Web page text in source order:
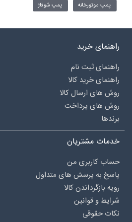
پمپ موتورخانه پمپ شوفاژ
راهنمای خرید
راهنمای ثبت نام
راهنمای خرید کالا
روش های ارسال کالا
روش های پرداخت
برندها
خدمات مشتریان
حساب کاربری من
پاسخ به پرسش های متداول
رویه بازگرداندن کالا
شرایط و قوانین
نکات حقوقی